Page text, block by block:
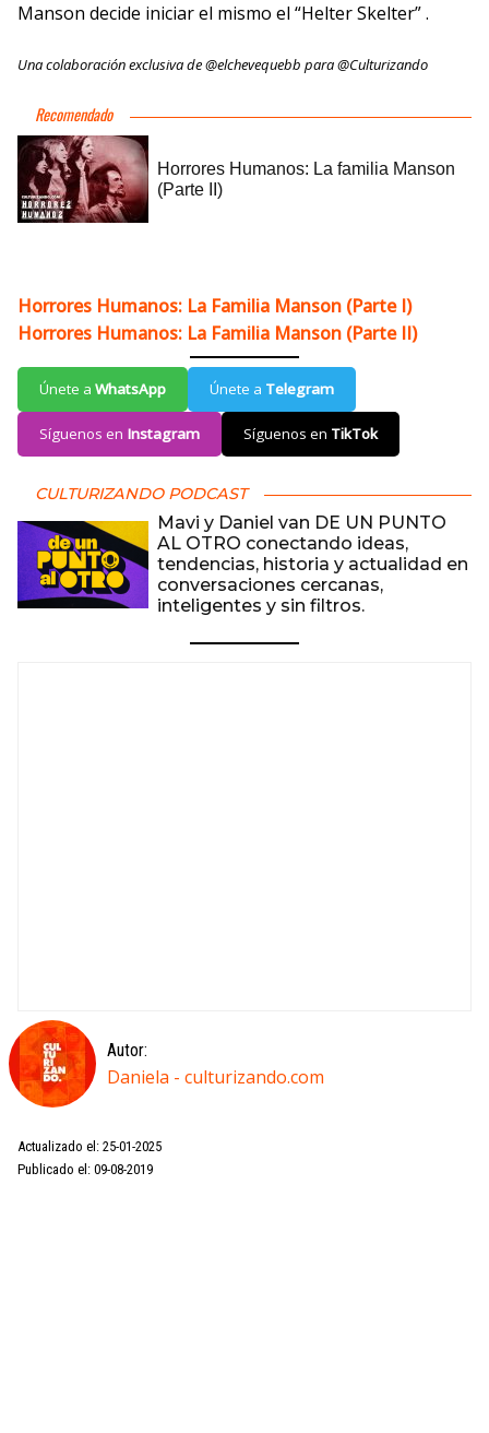
Manson decide iniciar el mismo el “Helter Skelter” .
Una colaboración exclusiva de @elchevequebb para @Culturizando
Horrores Humanos: La Familia Manson (Parte I)
Horrores Humanos: La Familia Manson (Parte II)
Únete a WhatsApp Únete a Telegram
Síguenos en Instagram Síguenos en TikTok
CULTURIZANDO PODCAST
Mavi y Daniel van DE UN PUNTO
AL OTRO conectando ideas,
tendencias, historia y actualidad en
conversaciones cercanas,
inteligentes y sin filtros.
Autor:
Daniela - culturizando.com
Actualizado el: 25-01-2025
Publicado el: 09-08-2019